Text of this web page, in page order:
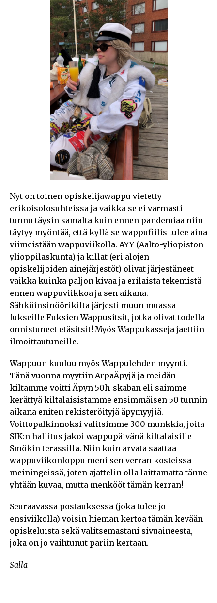
Nyt on toinen opiskelijawappu vietetty
erikoisolosuhteissa ja vaikka se ei varmasti
tunnu täysin samalta kuin ennen pandemiaa niin
täytyy myöntää, että kyllä se wappufiilis tulee aina
viimeistään wappuviikolla. AYY (Aalto-yliopiston
ylioppilaskunta) ja killat (eri alojen
opiskelijoiden ainejärjestöt) olivat järjestäneet
vaikka kuinka paljon kivaa ja erilaista tekemistä
ennen wappuviikkoa ja sen aikana.
Sähköinsinöörikilta järjesti muun muassa
fukseille Fuksien Wappusitsit, jotka olivat todella
onnistuneet etäsitsit! Myös Wappukasseja jaettiin
ilmoittautuneille.
Wappuun kuuluu myös Wappulehden myynti.
Tänä vuonna myytiin ArpaÄpyjä ja meidän
kiltamme voitti Äpyn 50h-skaban eli saimme
kerättyä kiltalaisistamme ensimmäisen 50 tunnin
aikana eniten rekisteröityjä äpymyyjiä.
Voittopalkinnoksi valitsimme 300 munkkia, joita
SIK:n hallitus jakoi wappupäivänä kiltalaisille
Smökin terassilla. Niin kuin arvata saattaa
wappuviikonloppu meni sen verran kosteissa
meiningeissä, joten ajattelin olla laittamatta tänne
yhtään kuvaa, mutta menkööt tämän kerran!
Seuraavassa postauksessa (joka tulee jo
ensiviikolla) voisin hieman kertoa tämän kevään
opiskeluista sekä valitsemastani sivuaineesta,
joka on jo vaihtunut pariin kertaan.
Salla